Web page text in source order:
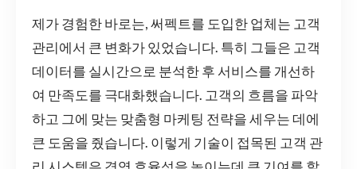
제가 경험한 바로는, 써펙트를 도입한 업체는 고객
관리에서 큰 변화가 있었습니다. 특히 그들은 고객
데이터를 실시간으로 분석한 후 서비스를 개선하
여 만족도를 극대화했습니다. 고객의 흐름을 파악
하고 그에 맞는 맞춤형 마케팅 전략을 세우는 데에
큰 도움을 줬습니다. 이렇게 기술이 접목된 고객 관